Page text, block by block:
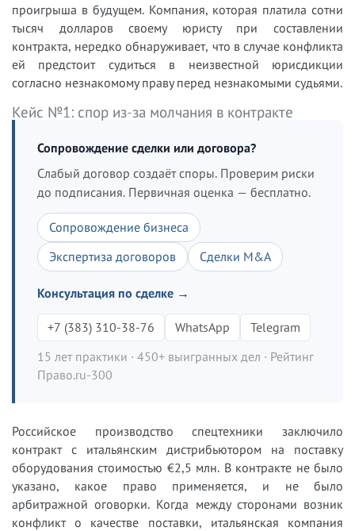
проигрыша в будущем. Компания, которая платила сотни
тысяч долларов своему юристу при составлении
контракта, нередко обнаруживает, что в случае конфликта
ей предстоит судиться в неизвестной юрисдикции
согласно незнакомому праву перед незнакомыми судьями.
Кейс №1: спор из-за молчания в контракте
Сопровождение сделки или договора?
Слабый договор создаёт споры. Проверим риски
до подписания. Первичная оценка — бесплатно.
Сопровождение бизнеса
Экспертиза договоров
Сделки M&A
Консультация по сделке →
+7 (383) 310-38-76 WhatsApp
Telegram
15 лет практики · 450+ выигранных дел · Рейтинг
Право.ru-300
Российское производство спецтехники заключило
контракт с итальянским дистрибьютором на поставку
оборудования стоимостью €2,5 млн. В контракте не было
указано, какое право применяется, и не было
арбитражной оговорки. Когда между сторонами возник
конфликт о качестве поставки, итальянская компания